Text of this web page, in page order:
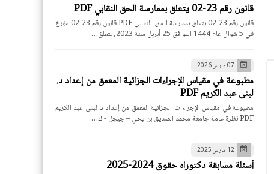
قانون رقم 23-02 يتعلق بممارسة الحق النقابي PDF
قانون رقم 23-02 يتعلق بممارسة الحق النقابي PDF قانون رقم 23-02 مؤرخ
في 5 شوال عام 1444 الموافق 25 أبريل سنة 2023، يتعلق…
07 مارس 2026
مطبوعة في مقياس الإجراءات الجزائية المعمق من إعداد د.
لبنى عبد الكريم PDF
مطبوعة في مقياس الإجراءات الجزائية المعمق من إعداد د. لبنى عبد الكريم
PDF نظرة عامة جامعة محمد الصديق بن يحي – جيجل - ك…
12 مارس 2025
أسئلة مسابقة دكتوراه حقوق 2024-2025